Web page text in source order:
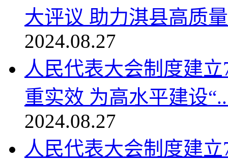
大评议 助力淇县高质
2024.08.27
人民代表大会制度建
重实效 为高水平建设
2024.08.27
人民代表大会制度建